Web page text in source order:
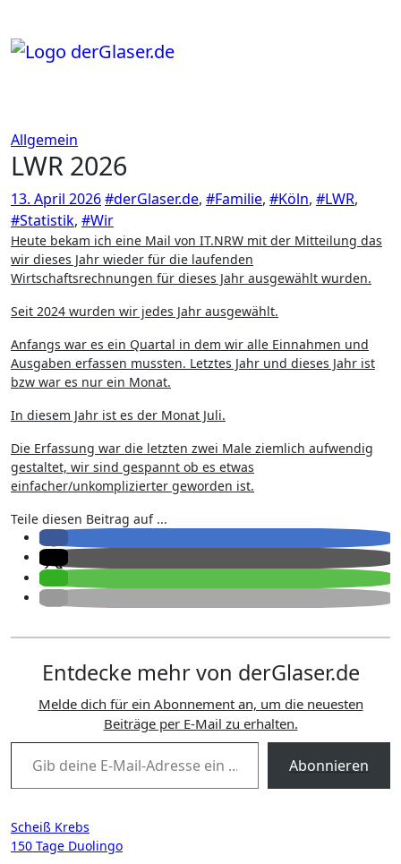
springen
Allgemein
LWR 2026
13. April 2026#derGlaser.de, #Familie, #Köln, #LWR,
#Statistik, #Wir
Heute bekam ich eine Mail von IT.NRW mit der Mitteilung das
wir dieses Jahr wieder für die laufenden
Wirtschaftsrechnungen für dieses Jahr ausgewählt wurden.
Seit 2024 wurden wir jedes Jahr ausgewählt.
Anfangs war es ein Quartal in dem wir alle Einnahmen und
Ausgaben erfassen mussten. Letztes Jahr und dieses Jahr ist
bzw war es nur ein Monat.
In diesem Jahr ist es der Monat Juli.
Die Erfassung war die letzten zwei Male ziemlich aufwendig
gestaltet, wir sind gespannt ob es etwas
einfacher/unkomplizierter geworden ist.
Teile diesen Beitrag auf ...
Entdecke mehr von derGlaser.de
Melde dich für ein Abonnement an, um die neuesten
Beiträge per E-Mail zu erhalten.
Gib deine E-Mail-Adresse ein ...
Abonnieren
Beitragsnavigation
Scheiß Krebs
150 Tage Duolingo